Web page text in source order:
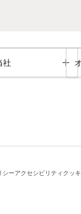
社
シーアクセシビリティ クッ